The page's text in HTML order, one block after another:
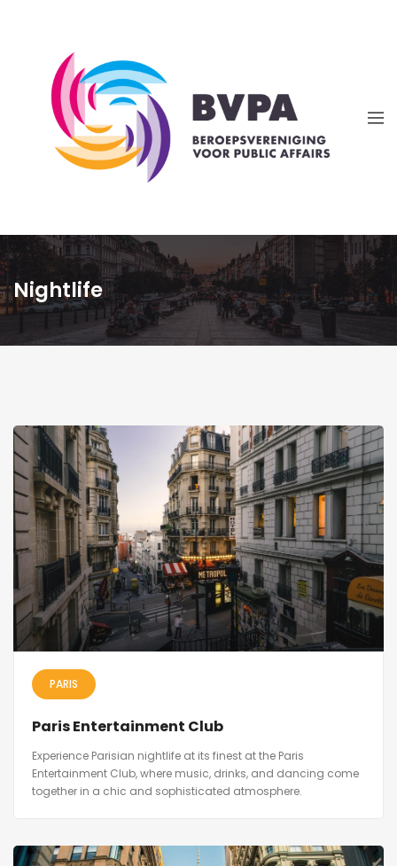
Nightlife
PARIS
Paris Entertainment Club
Experience Parisian nightlife at its finest at the Paris
Entertainment Club, where music, drinks, and dancing come
together in a chic and sophisticated atmosphere.